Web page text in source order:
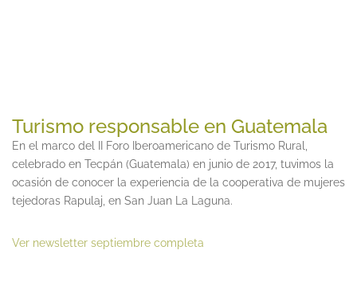
Turismo responsable en Guatemala
En el marco del II Foro Iberoamericano de Turismo Rural,
celebrado en Tecpán (Guatemala) en junio de 2017, tuvimos la
ocasión de conocer la experiencia de la cooperativa de mujeres
tejedoras Rapulaj, en San Juan La Laguna.
Ver newsletter septiembre completa